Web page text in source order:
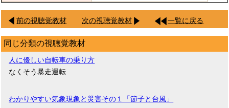
前の視聴覚教材 次の視聴覚教材 一覧に戻る
同じ分類の視聴覚教材
人に優しい自転車の乗り方
なくそう暴走運転
わかりやすい気象現象と災害その１「節子と台風」